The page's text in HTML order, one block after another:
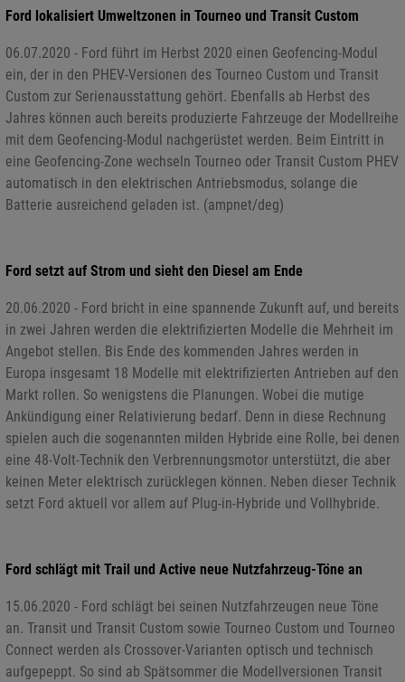
Ford lokalisiert Umweltzonen in Tourneo und Transit Custom
06.07.2020 - Ford führt im Herbst 2020 einen Geofencing-Modul
ein, der in den PHEV-Versionen des Tourneo Custom und Transit
Custom zur Serienausstattung gehört. Ebenfalls ab Herbst des
Jahres können auch bereits produzierte Fahrzeuge der Modellreihe
mit dem Geofencing-Modul nachgerüstet werden. Beim Eintritt in
eine Geofencing-Zone wechseln Tourneo oder Transit Custom PHEV
automatisch in den elektrischen Antriebsmodus, solange die
Batterie ausreichend geladen ist. (ampnet/deg)
Ford setzt auf Strom und sieht den Diesel am Ende
20.06.2020 - Ford bricht in eine spannende Zukunft auf, und bereits
in zwei Jahren werden die elektrifizierten Modelle die Mehrheit im
Angebot stellen. Bis Ende des kommenden Jahres werden in
Europa insgesamt 18 Modelle mit elektrifizierten Antrieben auf den
Markt rollen. So wenigstens die Planungen. Wobei die mutige
Ankündigung einer Relativierung bedarf. Denn in diese Rechnung
spielen auch die sogenannten milden Hybride eine Rolle, bei denen
eine 48-Volt-Technik den Verbrennungsmotor unterstützt, die aber
keinen Meter elektrisch zurücklegen können. Neben dieser Technik
setzt Ford aktuell vor allem auf Plug-in-Hybride und Vollhybride.
Ford schlägt mit Trail und Active neue Nutzfahrzeug-Töne an
15.06.2020 - Ford schlägt bei seinen Nutzfahrzeugen neue Töne
an. Transit und Transit Custom sowie Tourneo Custom und Tourneo
Connect werden als Crossover-Varianten optisch und technisch
aufgepeppt. So sind ab Spätsommer die Modellversionen Transit